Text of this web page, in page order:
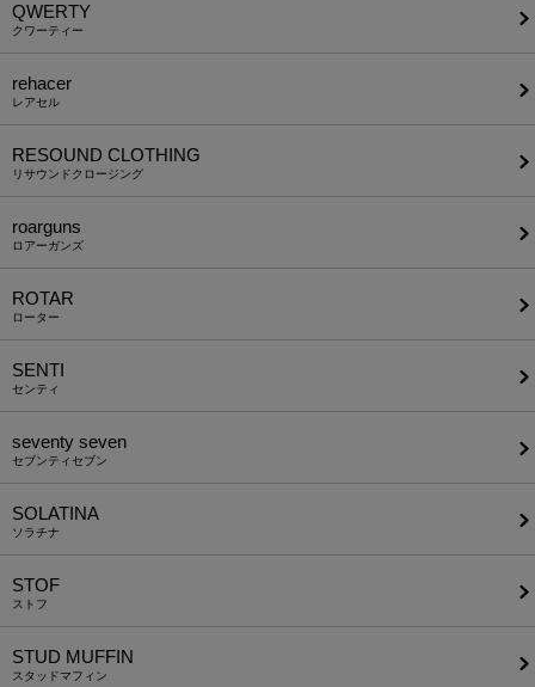
QWERTY
クワーティー
rehacer
レアセル
RESOUND CLOTHING
リサウンドクロージング
roarguns
ロアーガンズ
ROTAR
ローター
SENTI
センティ
seventy seven
セブンティセブン
SOLATINA
ソラチナ
STOF
ストフ
STUD MUFFIN
スタッドマフィン